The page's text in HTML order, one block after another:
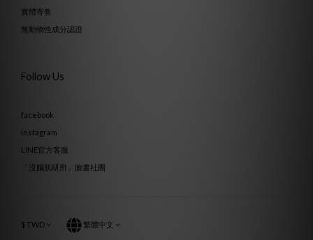
實體寄售
無動物性成分認證
Follow Us
facebook
instagram
LINE官方客服
「沒腦肌研所」臉書社團
$ TWD 繁體中文